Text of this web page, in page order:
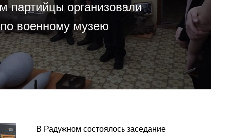
партийцы организовали
военному музею
В Радужном состоялось заседание